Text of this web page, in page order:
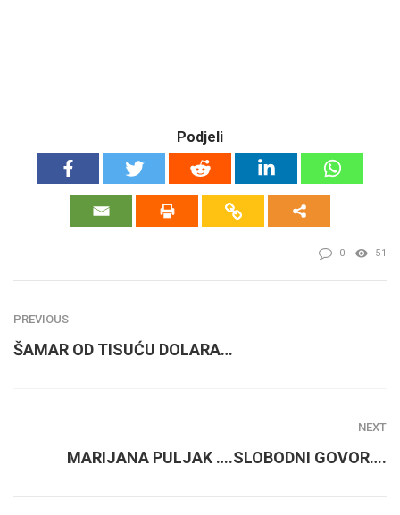
Podjeli
0 51
PREVIOUS
ŠAMAR OD TISUĆU DOLARA…
NEXT
MARIJANA PULJAK ….SLOBODNI GOVOR….